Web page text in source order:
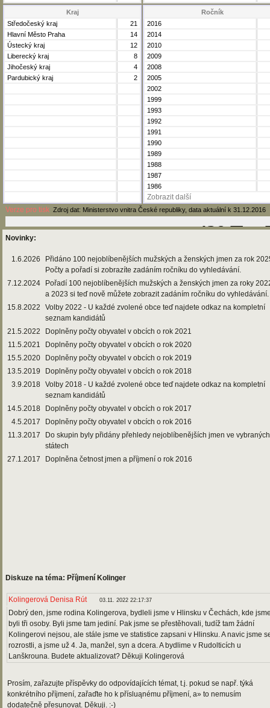
Kraj
Středočeský kraj
21
Hlavní Město Praha
14
Ústecký kraj
12
Liberecký kraj
8
Jihočeský kraj
4
Pardubický kraj
2
Ročník
2016
2014
2010
2009
2008
2005
2002
1999
1993
1992
1991
1990
1989
1988
1987
1986
Zobrazit další
Verze pro tisk Zdroj dat: Ministerstvo vnitra České republiky, data aktuální k 31.12.2016
Novinky:
1.6.2026
Přidáno 100 nejoblíbenějších mužských a ženských jmen za rok
Počty a pořadí si zobrazíte zadáním ročníku do vyhledávání.
7.12.2024
Pořadí 100 nejoblíbenějších mužských a ženských jmen za roky
a 2023 si teď nově můžete zobrazit zadáním ročníku do vyhledávání.
15.8.2022
Volby 2022 - U každé zvolené obce teď najdete odkaz na kompletní
seznam kandidátů
21.5.2022
Doplněny počty obyvatel v obcích o rok 2021
11.5.2021
Doplněny počty obyvatel v obcích o rok 2020
15.5.2020
Doplněny počty obyvatel v obcích o rok 2019
13.5.2019
Doplněny počty obyvatel v obcích o rok 2018
3.9.2018 Volby 2018 - U každé zvolené obce teď najdete odkaz na kompletní
seznam kandidátů
14.5.2018
Doplněny počty obyvatel v obcích o rok 2017
4.5.2017
Doplněny počty obyvatel v obcích o rok 2016
11.3.2017
Do skupin byly přidány přehledy nejoblíbenějších jmen ve vybraných
státech
27.1.2017
Doplněna četnost jmen a příjmení o rok 2016
Diskuze na téma: Příjmení Kolinger
Kolingerová Denisa Rút 03.11. 2022 22:17:37
Dobrý den, jsme rodina Kolingerova, bydleli jsme v Hlinsku v Čechách, kde
byli tři osoby. Byli jsme tam jediní. Pak jsme se přestěhovali, tudíž tam žádní
Kolingerovi nejsou, ale stále jsme ve statistice zapsani v Hlinsku. A navic jsme
rozrostli, a jsme už 4. Ja, manžel, syn a dcera. A bydlime v Rudolticích u
Lanškrouna. Budete aktualizovat? Děkuji Kolingerová
Prosím, zařazujte příspěvky do odpovídajících témat, t.j. pokud se např. týká
konkrétního příjmení, zařaďte ho k přísluąnému příjmení, a» to nemusím
dodatečně přesunovat. Děkuji. :-)